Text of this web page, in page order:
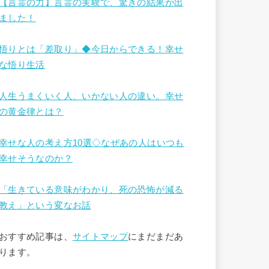
言霊の力】言霊の実験で、驚きの結果が出
した！
りとは「差取り」◆今日からできる！幸せ
悟り生活
生うまくいく人、いかない人の違い。幸せ
黄金律とは？
せな人の考え方10選◇なぜあの人はいつも
せそうなのか？
生きている意味がわかり、死の恐怖が減る
え」という変なお話
すすめ記事は、 サイトマップにまだまだあ
ます。